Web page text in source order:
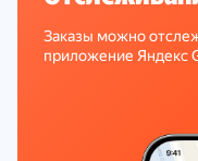
Заказы можно
приложение Яндекс